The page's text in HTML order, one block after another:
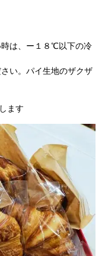
は、ー１８℃以下の冷
い。パイ生地のザクザ
ます